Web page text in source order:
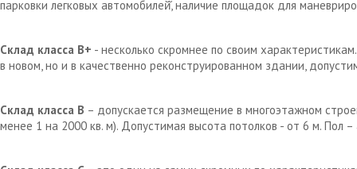
парковки легковых автомобилей̆, наличие площадок для
Склад класса В+ - несколько скромнее по своим
в новом, но и в качественно реконструированном здании,
Склад класса В – допускается размещение в многоэтажном
менее 1 на 2000 кв. м). Допустимая высота потолков - от 6 м. Пол